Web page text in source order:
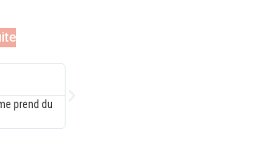
des produits dont le